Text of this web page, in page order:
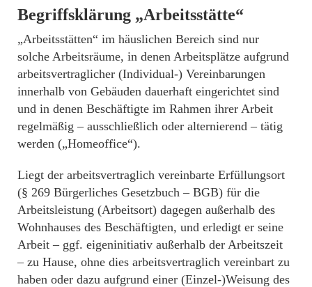
Begriffsklärung „Arbeitsstätte“
„Arbeitsstätten“ im häuslichen Bereich sind nur
solche Arbeitsräume, in denen Arbeitsplätze aufgrund
arbeitsvertraglicher (Individual-) Vereinbarungen
innerhalb von Gebäuden dauerhaft eingerichtet sind
und in denen Beschäftigte im Rahmen ihrer Arbeit
regelmäßig – ausschließlich oder alternierend – tätig
werden („Homeoffice“).
Liegt der arbeitsvertraglich vereinbarte Erfüllungsort
(§ 269 Bürgerliches Gesetzbuch – BGB) für die
Arbeitsleistung (Arbeitsort) dagegen außerhalb des
Wohnhauses des Beschäftigten, und erledigt er seine
Arbeit – ggf. eigeninitiativ außerhalb der Arbeitszeit
– zu Hause, ohne dies arbeitsvertraglich vereinbart zu
haben oder dazu aufgrund einer (Einzel-)Weisung des